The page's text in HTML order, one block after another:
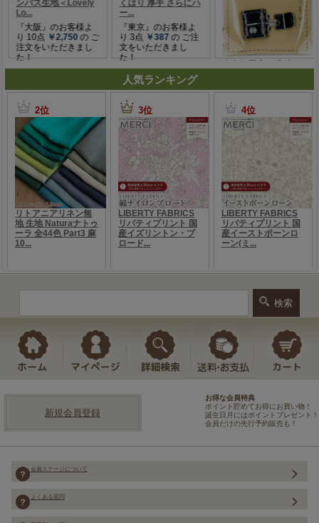
人気ランキング
新規会員登録
お得な会員特典
ポイント貯めてお得にお買い物！
誕生日月にはポイントプレゼント！
会員だけの先行予約販売も！
会員ステージについて
よくある質問